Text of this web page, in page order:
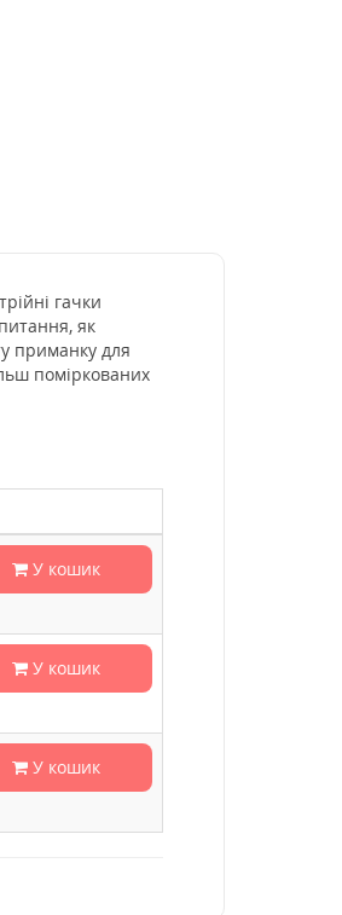
гачки
як
приманку для
поміркованих
У кошик
У кошик
У кошик